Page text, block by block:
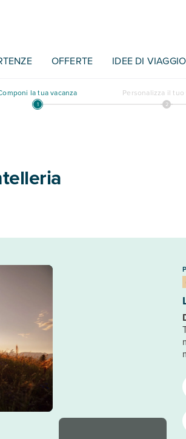
OFFERTE IDEE DI VIAGGIO
la tua vacanza Personalizza il